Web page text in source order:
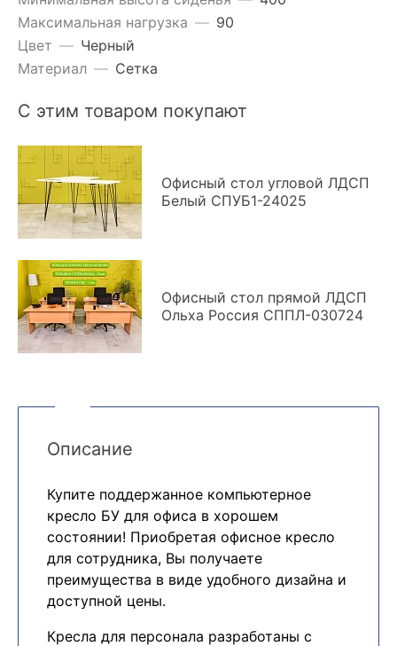
Максимальная нагрузка — 90
Цвет — Черный
Материал — Сетка
С этим товаром покупают
Офисный стол угловой ЛДСП
Белый СПУБ1-24025
Офисный стол прямой ЛДСП
Ольха Россия СППЛ-030724
Описание
Купите поддержанное компьютерное
кресло БУ для офиса в хорошем
состоянии! Приобретая офисное кресло
для сотрудника, Вы получаете
преимущества в виде удобного дизайна и
доступной цены.
Кресла для персонала разработаны с